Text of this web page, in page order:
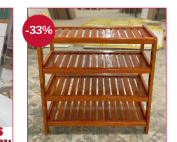
2,200,000₫.
-33%